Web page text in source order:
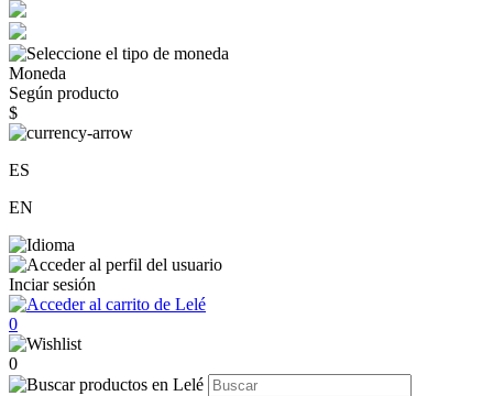
Moneda
Según producto
$
ES
EN
Inciar sesión
0
0